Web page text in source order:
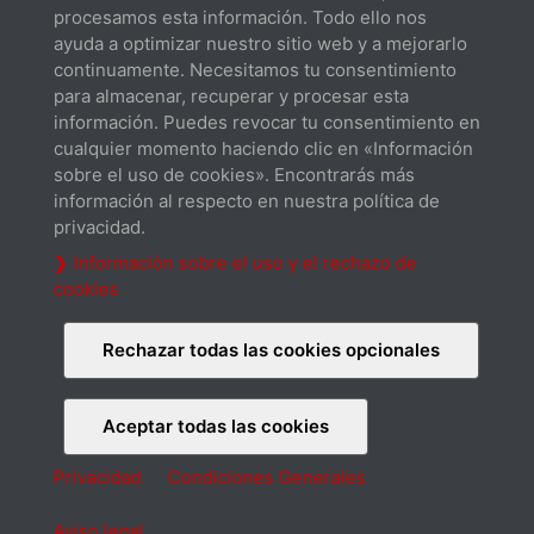
Datos técnicos
Descargar
Nivel de sonido
Quienes somos Contacto
Extensión de garantía
procesamos esta información. Todo ello nos
ayuda a optimizar nuestro sitio web y a mejorarlo
continuamente. Necesitamos tu consentimiento
para almacenar, recuperar y procesar esta
información. Puedes revocar tu consentimiento en
cualquier momento haciendo clic en «Información
sobre el uso de cookies». Encontrarás más
información al respecto en nuestra política de
privacidad.
❯ Información sobre el uso y el rechazo de
cookies
Rechazar todas las cookies opcionales
Aceptar todas las cookies
Privacidad Condiciones Generales